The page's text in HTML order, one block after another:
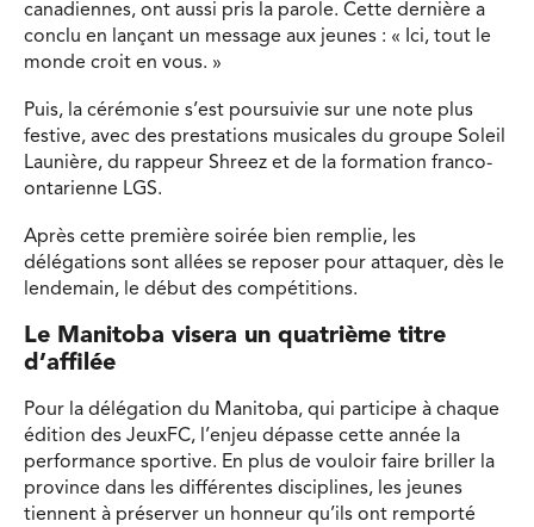
canadiennes, ont aussi pris la parole. Cette dernière a
conclu en lançant un message aux jeunes : « Ici, tout le
monde croit en vous. »
Puis, la cérémonie s’est poursuivie sur une note plus
festive, avec des prestations musicales du groupe Soleil
Launière, du rappeur Shreez et de la formation franco-
ontarienne LGS.
Après cette première soirée bien remplie, les
délégations sont allées se reposer pour attaquer, dès le
lendemain, le début des compétitions.
Le Manitoba visera un quatrième titre
d’affilée
Pour la délégation du Manitoba, qui participe à chaque
édition des JeuxFC, l’enjeu dépasse cette année la
performance sportive. En plus de vouloir faire briller la
province dans les différentes disciplines, les jeunes
tiennent à préserver un honneur qu’ils ont remporté